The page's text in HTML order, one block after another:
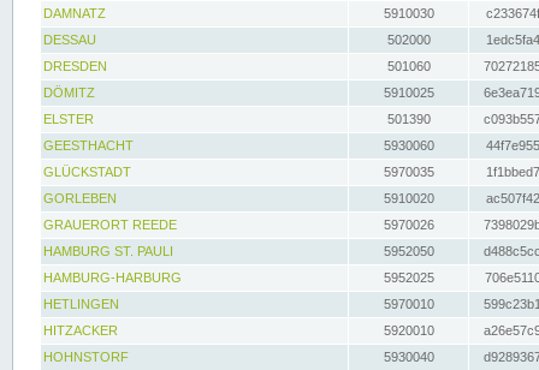
DAMNATZ
5910030
DESSAU
502000
DRESDEN
501060
DÖMITZ
5910025
ELSTER
501390
GEESTHACHT
5930060
GLÜCKSTADT
5970035
GORLEBEN
5910020
GRAUERORT REEDE
5970026
HAMBURG ST. PAULI
5952050
HAMBURG-HARBURG
5952025
HETLINGEN
5970010
HITZACKER
5920010
HOHNSTORF
5930040